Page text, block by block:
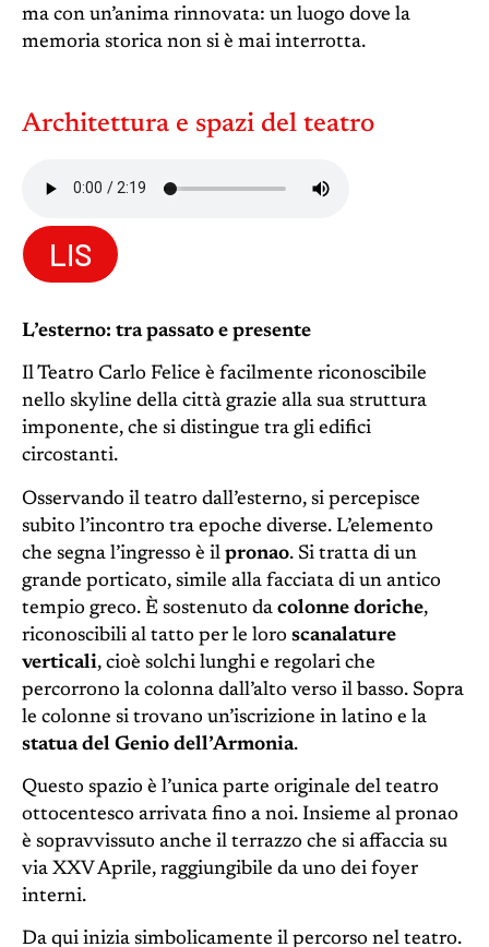
ma con un’anima rinnovata: un luogo dove la
memoria storica non si è mai interrotta.
Architettura e spazi del teatro
LIS
L’esterno: tra passato e presente
Il Teatro Carlo Felice è facilmente riconoscibile
nello skyline della città grazie alla sua struttura
imponente, che si distingue tra gli edifici
circostanti.
Osservando il teatro dall’esterno, si percepisce
subito l’incontro tra epoche diverse. L’elemento
che segna l’ingresso è il pronao. Si tratta di un
grande porticato, simile alla facciata di un antico
tempio greco. È sostenuto da colonne doriche,
riconoscibili al tatto per le loro scanalature
verticali, cioè solchi lunghi e regolari che
percorrono la colonna dall’alto verso il basso. Sopra
le colonne si trovano un’iscrizione in latino e la
statua del Genio dell’Armonia.
Questo spazio è l’unica parte originale del teatro
ottocentesco arrivata fino a noi. Insieme al pronao
è sopravvissuto anche il terrazzo che si affaccia su
via XXV Aprile, raggiungibile da uno dei foyer
interni.
Da qui inizia simbolicamente il percorso nel teatro.